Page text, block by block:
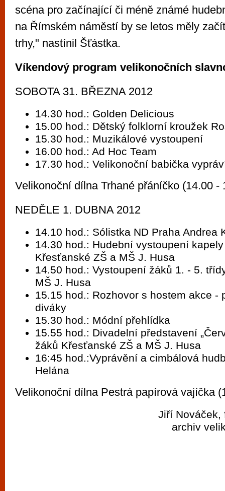
scéna pro začínající či méně známé
na Římském náměstí by se letos měly
trhy," nastínil Šťástka.
Víkendový program velikonočních
SOBOTA 31. BŘEZNA 2012
14.30 hod.: Golden Delicious
15.00 hod.: Dětský folklorní kroužek
15.30 hod.: Muzikálové vystoupení
16.00 hod.: Ad Hoc Team
17.30 hod.: Velikonoční babička
Velikonoční dílna Trhané přáníčko (14.00 -
NEDĚLE 1. DUBNA 2012
14.10 hod.: Sólistka ND Praha Andrea
14.30 hod.: Hudební vystoupení
Křesťanské ZŠ a MŠ J. Husa
14.50 hod.: Vystoupení žáků 1. - 5.
MŠ J. Husa
15.15 hod.: Rozhovor s hostem akce -
diváky
15.30 hod.: Módní přehlídka
15.55 hod.: Divadelní představení
žáků Křesťanské ZŠ a MŠ J. Husa
16:45 hod.:Vyprávění a cimbálová
Helána
Velikonoční dílna Pestrá papírová vajíčka
Jiří Nováček,
archiv